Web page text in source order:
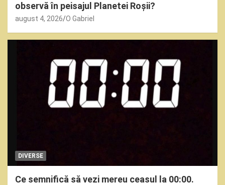
observă în peisajul Planetei Roșii?
august 4, 2026 O Gabriel
DIVERSE
Ce semnifică să vezi mereu ceasul la 00:00.